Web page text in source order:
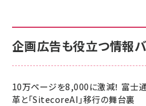
企画広告も役立つ情報バ
10万ページを8,000に激減！ 富士
革と「SitecoreAI」移行の舞台裏